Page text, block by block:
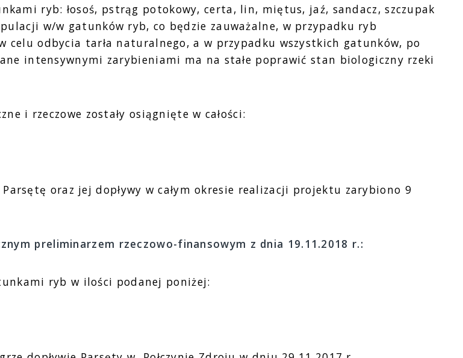
ryb: łosoś, pstrąg potokowy, certa, lin, miętus, jaź, sandacz, szczupak
w/w gatunków ryb, co będzie zauważalne, w przypadku ryb
celu odbycia tarła naturalnego, a w przypadku wszystkich gatunków, po
intensywnymi zarybieniami ma na stałe poprawić stan biologiczny rzeki
i rzeczowe zostały osiągnięte w całości:
oraz jej dopływy w całym okresie realizacji projektu zarybiono 9
preliminarzem rzeczowo-finansowym z dnia 19.11.2018 r.:
ryb w ilości podanej poniżej: